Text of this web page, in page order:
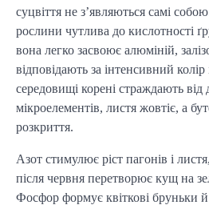
суцвіття не з’являються самі
рослини чутлива до кислотності
вона легко засвоює алюміній,
відповідають за інтенсивний
середовищі корені страждають від
мікроелементів, листя жовтіє, а
розкриття.
Азот стимулює ріст пагонів і
після червня перетворює кущ на
Фосфор формує квіткові бруньки